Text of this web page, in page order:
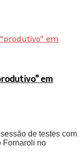
em
de testes com
Fornaroli no